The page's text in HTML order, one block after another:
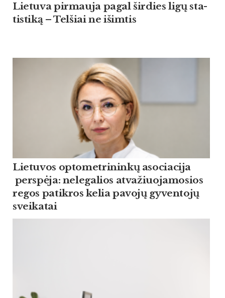
Lie­tu­va pir­mau­ja pagal šir­dies ligų sta­
tis­ti­ką – Tel­šiai ne išim­tis
Lietuvos optometrininkų asociacija
perspėja: nelegalios atvažiuojamosios
regos patikros kelia pavojų gyventojų
sveikatai